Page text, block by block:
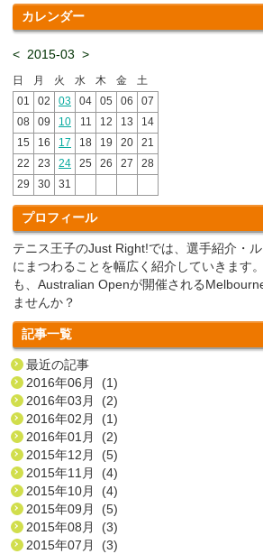
カレンダー
< 2015-03 >
日 月 火 水 木 金
土
01
02 03 04 05 06
07
08
09 10 11 12 13
14
15
16 17 18 19 20
21
22
23 24 25 26 27
28
29
30 31
プロフィール
テニス王子のJust Right!では、選手紹介・
にまつわることを幅広く紹介していきます
も、Australian Openが開催される
ませんか？
記事一覧
最近の記事
2016年06月 (1)
2016年03月 (2)
2016年02月 (1)
2016年01月 (2)
2015年12月 (5)
2015年11月 (4)
2015年10月 (4)
2015年09月 (5)
2015年08月 (3)
2015年07月 (3)